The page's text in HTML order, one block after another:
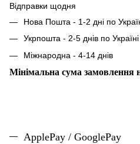
Відправки щодня
Нова Пошта - 1-2 дні по
Укрпошта - 2-5 днів по Україні
Міжнародна - 4-14 днів
Мінімальна сума замовлення
ApplePay / GooglePay